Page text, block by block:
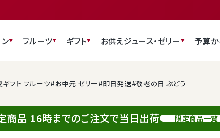
フルーツ ギフト お供えジュース・ゼリー 予算
フト フルーツ#お中元 ゼリー#即日発送#敬老の日 ぶどう
商品 16時までのご注文で当日出荷 限定商品一覧